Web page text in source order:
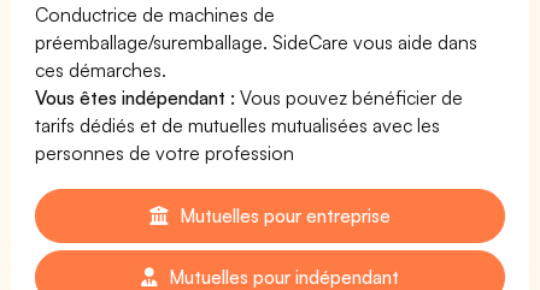
Conductrice de machines de
préemballage/suremballage. SideCare vous aide dans
ces démarches.
Vous êtes indépendant : Vous pouvez bénéficier de
tarifs dédiés et de mutuelles mutualisées avec les
personnes de votre profession
Mutuelles pour entreprise
Mutuelles pour indépendant